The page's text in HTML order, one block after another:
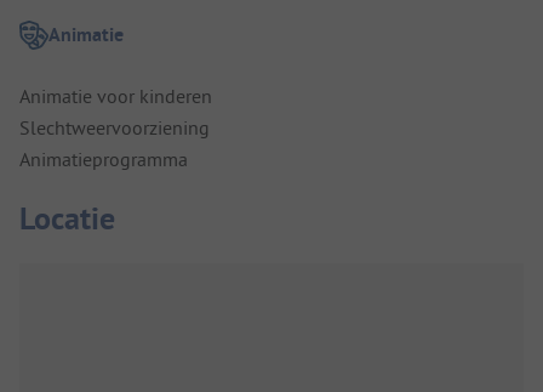
Animatie
Animatie voor kinderen
Slechtweervoorziening
Animatieprogramma
Locatie